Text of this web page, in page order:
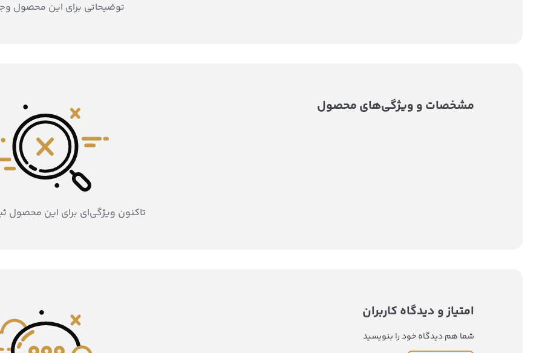
توضیحاتی برای این محصول
مشخصات و ویژگی‌های محصول
تاکنون ویژگی‌ای برای این
امتیاز و دیدگاه کاربران
شما هم دیدگاه خود را بنویسید